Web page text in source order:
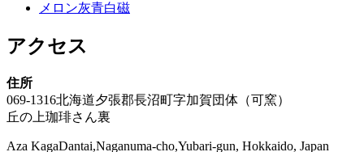
メロン灰青白磁
アクセス
住所
069-1316北海道夕張郡長沼町字加賀団体（可窯）
丘の上珈琲さん裏
Aza KagaDantai,Naganuma-cho,Yubari-gun, Hokkaido, Japan